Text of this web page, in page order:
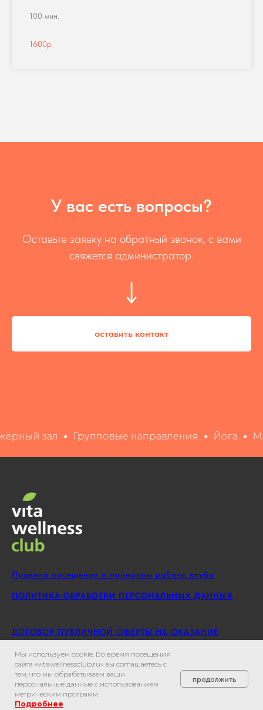
Мы используем cookie. Во время посещения
сайта «vitawellnessclub.ru» вы соглашаетесь с
тем, что мы обрабатываем ваши
персональные данные с использованием
метрическим программ.
Подробнее
продолжить
100 мин.
1600р.
У вас есть вопросы?
Оставьте заявку на обратный звонок, с вами
свяжется администратор.
оставить контакт
зал Групповые направления Йога
Правила посещения и принципы работы клуба
ПОЛИТИКА ОБРАБОТКИ ПЕРСОНАЛЬНЫХ ДАННЫХ
ДОГОВОР ПУБЛИЧНОЙ ОФЕРТЫ НА ОКАЗАНИЕ
ФИЗКУЛЬТУРНО-ОЗДОРОВИТЕЛЬНЫХ УСЛУГ